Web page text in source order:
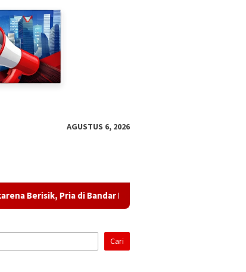
AGUSTUS 6, 2026
Bandar Lampung Diduga Ancam Tetangga dan Lempar
Cari